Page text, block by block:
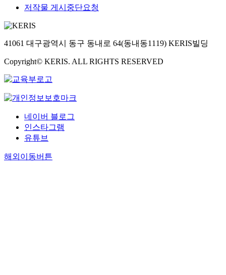
저작물 게시중단요청
41061 대구광역시 동구 동내로 64(동내동1119) KERIS빌딩
Copyright© KERIS. ALL RIGHTS RESERVED
네이버 블로그
인스타그램
유튜브
해외이동버튼